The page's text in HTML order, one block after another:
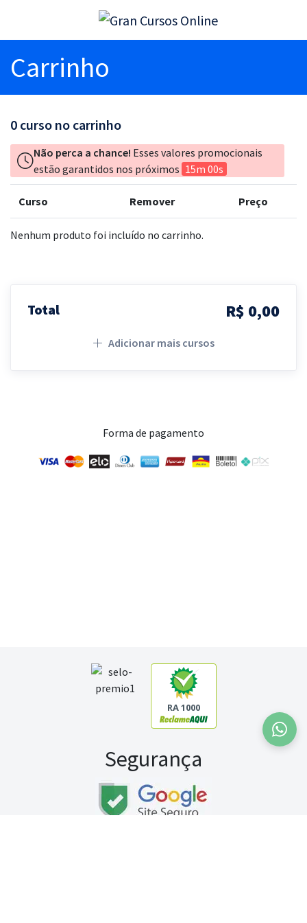
Carrinho
0 curso no carrinho
Não perca a chance! Esses valores promocionais
estão garantidos nos próximos 15m 00s
Curso Remover Preço
Nenhum produto foi incluído no carrinho.
Total R$ 0,00
Adicionar mais cursos
Forma de pagamento
RA 1000
Segurança